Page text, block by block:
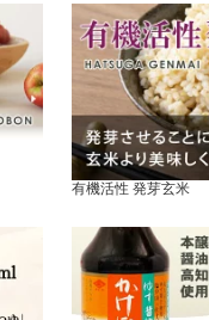
有機活性 発芽玄米